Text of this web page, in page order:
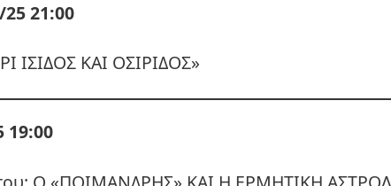
21:00
ΙΣΙΔΟΣ ΚΑΙ ΟΣΙΡΙΔΟΣ»
19:00